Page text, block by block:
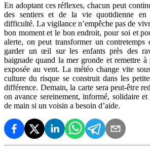
En adoptant ces réflexes, chacun peut
des sentiers et de la vie quotidienne en
difficulté. La vigilance n’empêche pas de
bon moment et le bon endroit, pour soi et
alerte, on peut transformer un contretemps
garder un œil sur les enfants près des
baignade quand la mer gronde et remettre à
exposée au vent. La météo change vite
culture du risque se construit dans les
différence. Demain, la carte sera peut‑être
on avance sereinement, informé, solidaire
de main si un voisin a besoin d’aide.